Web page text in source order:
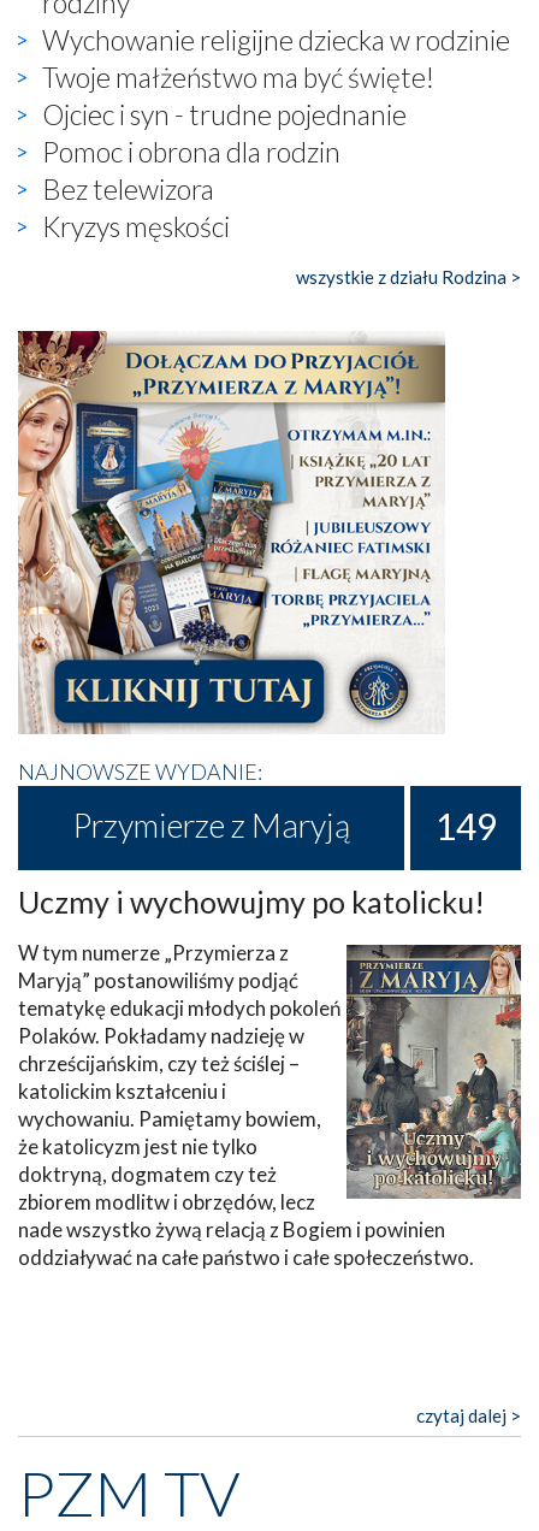
Wychowanie religijne dziecka w rodzinie
Twoje małżeństwo ma być święte!
Ojciec i syn - trudne pojednanie
Pomoc i obrona dla rodzin
Bez telewizora
Kryzys męskości
wszystkie z działu Rodzina >
NAJNOWSZE WYDANIE:
Przymierze z Maryją 149
Uczmy i wychowujmy po katolicku!
W tym numerze „Przymierza z
Maryją” postanowiliśmy podjąć
tematykę edukacji młodych pokoleń
Polaków. Pokładamy nadzieję w
chrześcijańskim, czy też ściślej –
katolickim kształceniu i
wychowaniu. Pamiętamy bowiem,
że katolicyzm jest nie tylko
doktryną, dogmatem czy też
zbiorem modlitw i obrzędów, lecz
nade wszystko żywą relacją z Bogiem i powinien
oddziaływać na całe państwo i całe społeczeństwo.
czytaj dalej >
PZM TV